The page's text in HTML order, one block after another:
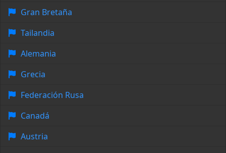
Gran Bretaña
Tailandia
Alemania
Grecia
Federación Rusa
Canadá
Austria